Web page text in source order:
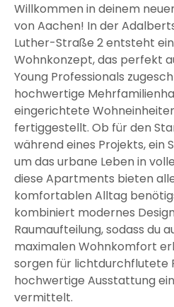
Willkommen in deinem
von Aachen! In der
Luther-Straße 2 entsteht
Wohnkonzept, das perfekt
Young Professionals
hochwertige
eingerichtete
fertiggestellt. Ob für den
während eines Projekts, ein
um das urbane Leben in
diese Apartments bieten
komfortablen Alltag
kombiniert modernes
Raumaufteilung, sodass du
maximalen Wohnkomfort
sorgen für lichtdurchflutete
hochwertige Ausstattung
vermittelt.